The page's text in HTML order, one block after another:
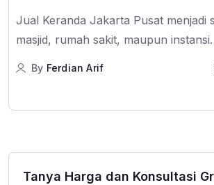
Jual Keranda Jakarta Pusat menjadi
masjid, rumah sakit, maupun instansi.
By Ferdian Arif
Tanya Harga dan Konsultasi